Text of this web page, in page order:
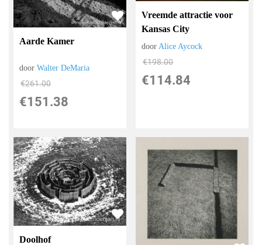
Aarde Kamer
doorWalter DeMaria
€261.00
€151.38
Vreemde attractie voor
Kansas City
doorAlice Aycock
€198.00
€114.84
Doolhof